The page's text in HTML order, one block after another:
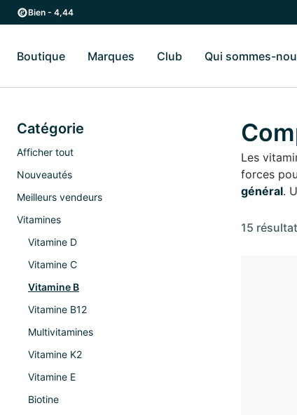
Passer au contenu principal
Passer à la navigation principale
Bien - 4,44
Boutique Basculer vers le sous-menu Boutique
Marques Basculer vers le sous-menu Marques
Club Qui sommes-
Les
forces
général.
15
Catégorie
Afficher tout
Nouveautés
Meilleurs vendeurs
Vitamines
Vitamine D
Vitamine C
Vitamine B
Vitamine B12
Multivitamines
Vitamine K2
Vitamine E
Biotine